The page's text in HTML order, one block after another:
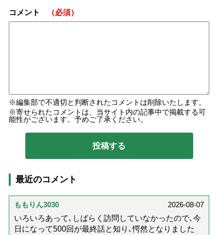
コメント （必須）
編集部で不適切と判断されたコメントは削除いたします。
寄せられたコメントは、当サイト内の記事中で掲載する可
能性がございます。予めご了承ください。
最近のコメント
ももりん3030
2026-08-07
いろいろあって､しばらく訪問していなかったので､今
日になって500回が最終話と知り､愕然となりました